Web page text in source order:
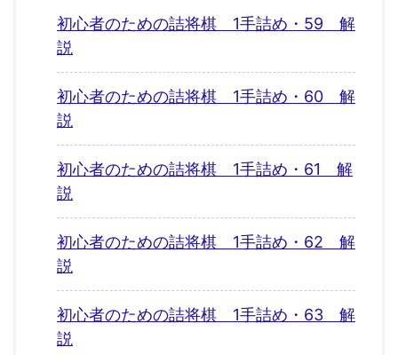
初心者のための詰将棋 1手詰め・59 解
説
初心者のための詰将棋 1手詰め・60 解
説
初心者のための詰将棋 1手詰め・61 解
説
初心者のための詰将棋 1手詰め・62 解
説
初心者のための詰将棋 1手詰め・63 解
説